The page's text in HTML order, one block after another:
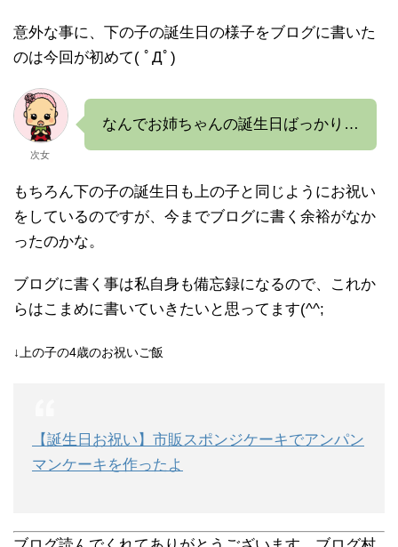
意外な事に、下の子の誕生日の様子をブログに書いた
のは今回が初めて( ﾟДﾟ)
次女
なんでお姉ちゃんの誕生日ばっかり…
もちろん下の子の誕生日も上の子と同じようにお祝い
をしているのですが、今までブログに書く余裕がなか
ったのかな。
ブログに書く事は私自身も備忘録になるので、これか
らはこまめに書いていきたいと思ってます(^^;
↓上の子の4歳のお祝いご飯
【誕生日お祝い】市販スポンジケーキでアンパン
マンケーキを作ったよ